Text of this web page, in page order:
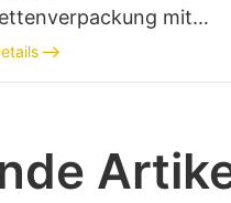
mit
und
–